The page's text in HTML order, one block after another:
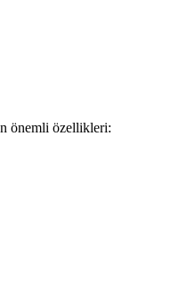
önemli özellikleri: